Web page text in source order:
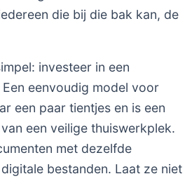
die bij die bak kan, de
investeer in een
eenvoudig model voor
een paar tientjes en is een
een veilige thuiswerkplek.
met dezelfde
bestanden. Laat ze niet